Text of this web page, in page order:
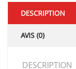
DESCRIPTION
AVIS (0)
DESCRIPTION